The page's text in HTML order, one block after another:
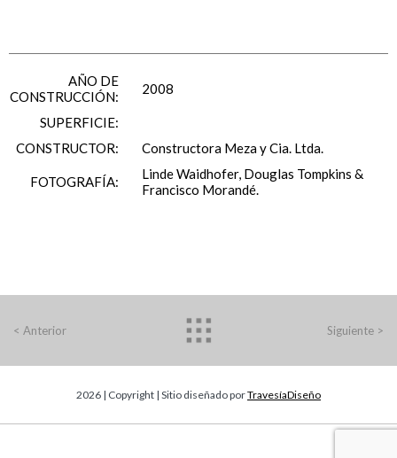
AÑO DE
CONSTRUCCIÓN:
2008
SUPERFICIE:
CONSTRUCTOR:
Constructora Meza y Cia. Ltda.
FOTOGRAFÍA:
Linde Waidhofer, Douglas Tompkins &
Francisco Morandé.
< Anterior Siguiente >
2026 | Copyright | Sitio diseñado porTravesíaDiseño